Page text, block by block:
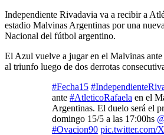
Independiente Rivadavia va a recibir a
estadio Malvinas Argentinas por una
Nacional del fútbol argentino.
El Azul vuelve a jugar en el Malvinas
al triunfo luego de dos derrotas
#Fecha15
ante #AtleticoRafaela en el
Argentinas. El duelo será el
domingo 15/5 a las 17:00hs
#Ovacion90 pic.twitter.com/